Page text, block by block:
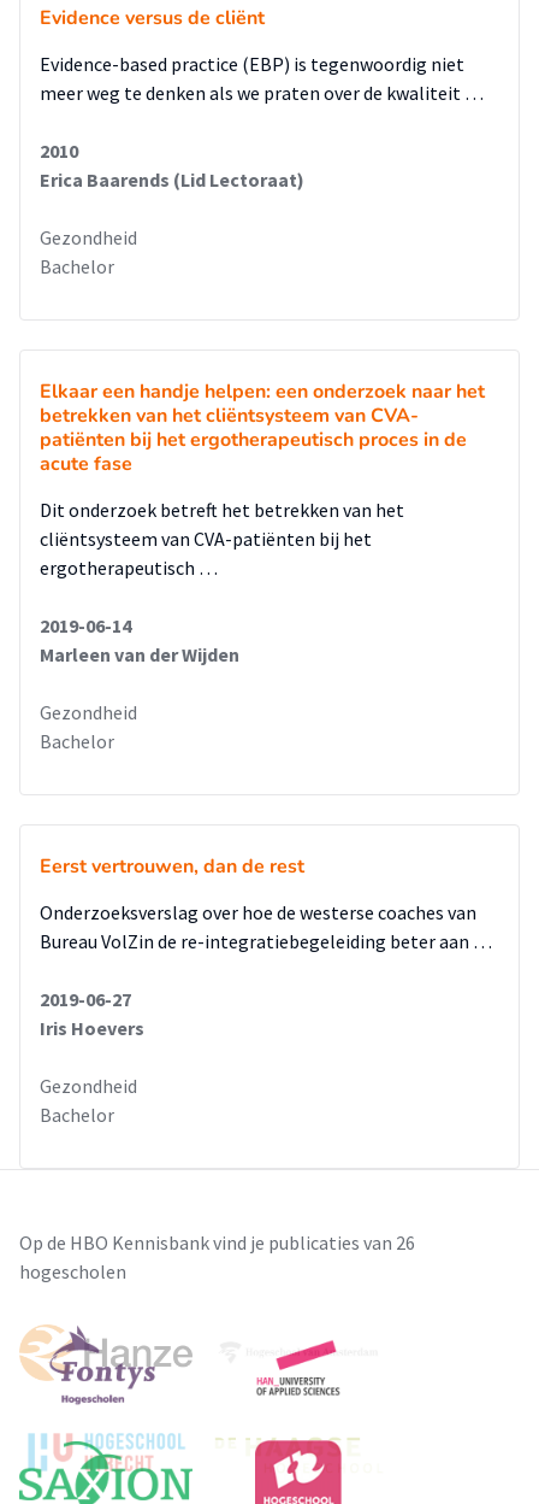
Evidence versus de cliënt
Evidence-based practice (EBP) is tegenwoordig niet
meer weg te denken als we praten over de kwaliteit …
2010
Erica Baarends (Lid Lectoraat)
Gezondheid
Bachelor
Elkaar een handje helpen: een onderzoek naar het
betrekken van het cliëntsysteem van CVA-
patiënten bij het ergotherapeutisch proces in de
acute fase
Dit onderzoek betreft het betrekken van het
cliëntsysteem van CVA-patiënten bij het
ergotherapeutisch …
2019-06-14
Marleen van der Wijden
Gezondheid
Bachelor
Eerst vertrouwen, dan de rest
Onderzoeksverslag over hoe de westerse coaches van
Bureau VolZin de re-integratiebegeleiding beter aan …
2019-06-27
Iris Hoevers
Gezondheid
Bachelor
Op de HBO Kennisbank vind je publicaties van 26
hogescholen